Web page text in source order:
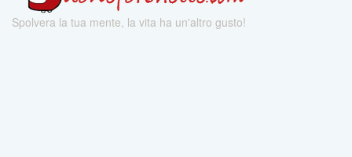
Spolvera la tua mente, la vita ha un'altro gusto!